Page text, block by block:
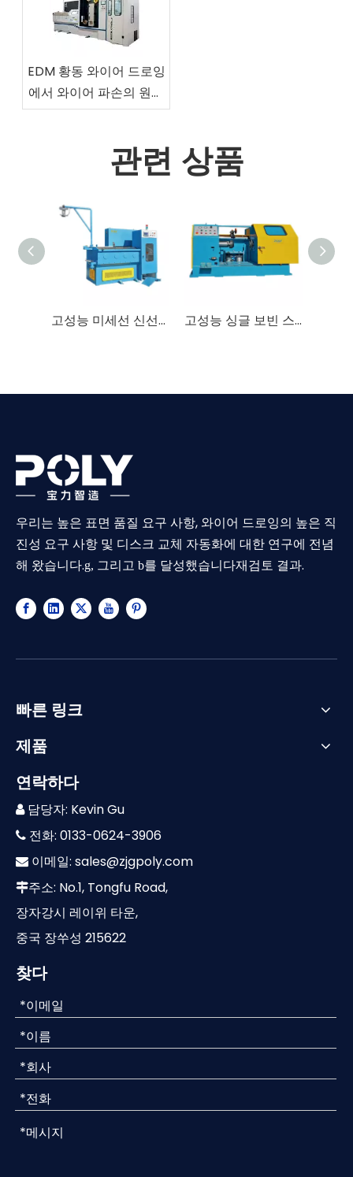
EDM 황동 와이어 드로잉
에서 와이어 파손의 원인
과 이를 줄이는 방법
관련 상품
고성능 미세선 신선기 고성능 싱글 보빈 스풀러
우리는 높은 표면 품질 요구 사항, 와이어 드로잉의 높은 직
진성 요구 사항 및 디스크 교체 자동화에 대한 연구에 전념
해 왔습니다.g, 그리고 b를 달성했습니다재검토 결과.
빠른 링크
제품
연락하다
 담당자: Kevin Gu
 전화: 0133-0624-3906
 이메일: sales@zjgpoly.com
주소: No.1, Tongfu Road,
장자강시 레이위 타운,
중국 장쑤성 215622
찾다